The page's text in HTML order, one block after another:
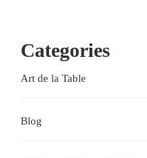
Categories
Art de la Table
Blog